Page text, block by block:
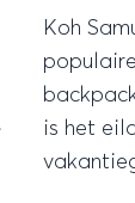
Koh
is het